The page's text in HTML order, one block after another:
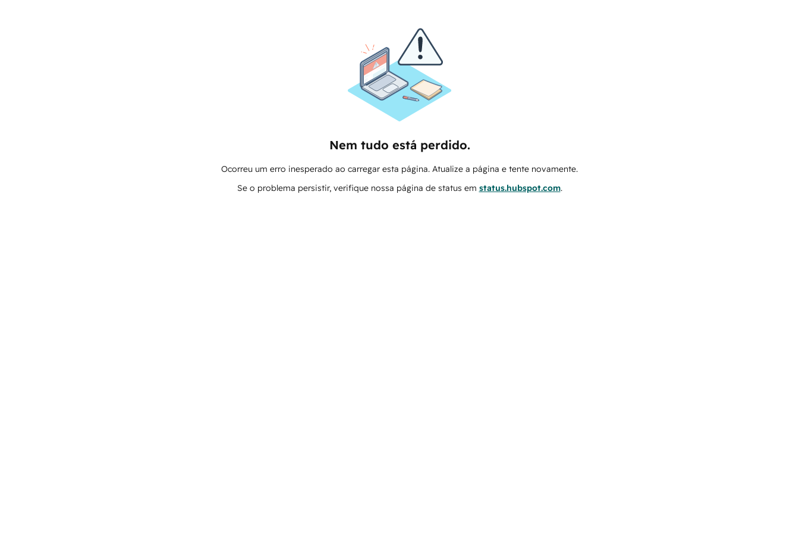
Nem tudo está perdido.
Ocorreu um erro inesperado ao carregar esta página. Atualize a página e tente novamente.
Se o problema persistir, verifique nossa página de status em status.hubspot.com.